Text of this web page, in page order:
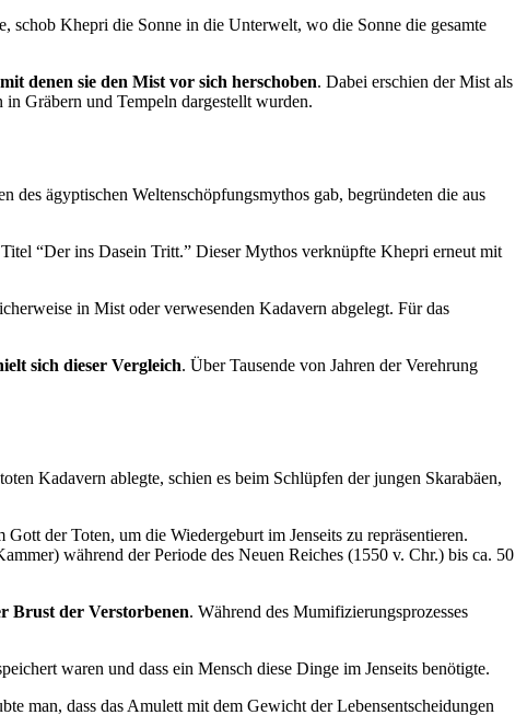
schob Khepri die Sonne in die Unterwelt, wo die Sonne die gesamte
denen sie den Mist vor sich herschoben. Dabei erschien der Mist als
Gräbern und Tempeln dargestellt wurden.
des ägyptischen Weltenschöpfungsmythos gab, begründeten die aus
“Der ins Dasein Tritt.” Dieser Mythos verknüpfte Khepri erneut mit
in Mist oder verwesenden Kadavern abgelegt. Für das
sich dieser Vergleich. Über Tausende von Jahren der Verehrung
Kadavern ablegte, schien es beim Schlüpfen der jungen Skarabäen,
der Toten, um die Wiedergeburt im Jenseits zu repräsentieren.
während der Periode des Neuen Reiches (1550 v. Chr.) bis ca. 50
Brust der Verstorbenen. Während des Mumifizierungsprozesses
waren und dass ein Mensch diese Dinge im Jenseits benötigte.
man, dass das Amulett mit dem Gewicht der Lebensentscheidungen